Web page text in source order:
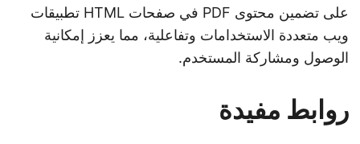
على تضمين محتوى PDF في صفحات HTML تطبيقات
ويب متعددة الاستخدامات وتفاعلية، مما يعزز إمكانية
الوصول ومشاركة المستخدم.
روابط مفيدة